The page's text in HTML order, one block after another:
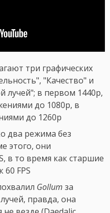
три графических
"Качество" и
лучей"; в первом 1440p,
до 1080p, в
до 1260p
два режима без
этого, они
в то время как старшие
60 FPS
Gollum за
правда, она